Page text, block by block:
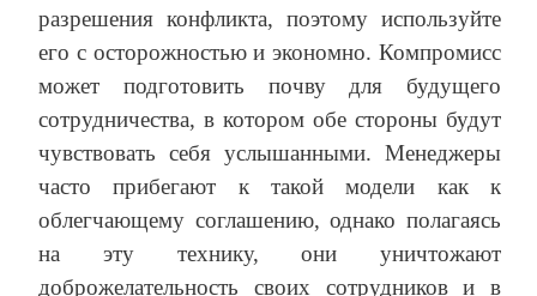
разрешения конфликта, поэтому используйте
его с осторожностью и экономно. Компромисс
может подготовить почву для будущего
сотрудничества, в котором обе стороны будут
чувствовать себя услышанными. Менеджеры
часто прибегают к такой модели как к
облегчающему соглашению, однако полагаясь
на эту технику, они уничтожают
доброжелательность своих сотрудников и в